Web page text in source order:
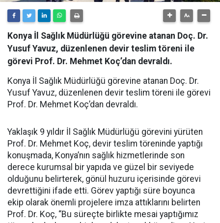
Konya İl Sağlık Müdürlüğü görevine atanan Doç. Dr.
Yusuf Yavuz, düzenlenen devir teslim töreni ile
görevi Prof. Dr. Mehmet Koç’dan devraldı.
Konya İl Sağlık Müdürlüğü görevine atanan Doç. Dr.
Yusuf Yavuz, düzenlenen devir teslim töreni ile görevi
Prof. Dr. Mehmet Koç’dan devraldı.
Yaklaşık 9 yıldır İl Sağlık Müdürlüğü görevini yürüten
Prof. Dr. Mehmet Koç, devir teslim töreninde yaptığı
konuşmada, Konya’nın sağlık hizmetlerinde son
derece kurumsal bir yapıda ve güzel bir seviyede
olduğunu belirterek, gönül huzuru içerisinde görevi
devrettiğini ifade etti. Görev yaptığı süre boyunca
ekip olarak önemli projelere imza attıklarını belirten
Prof. Dr. Koç, “Bu süreçte birlikte mesai yaptığımız